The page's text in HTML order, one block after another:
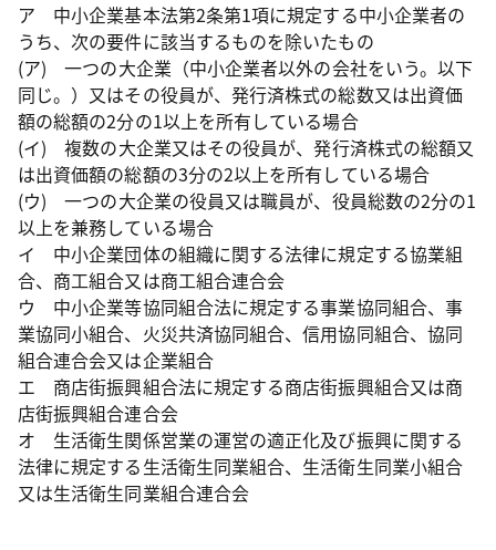
ア 中小企業基本法第2条第1項に規定する中小企業者の
うち、次の要件に該当するものを除いたもの
(ア) 一つの大企業（中小企業者以外の会社をいう。以下
同じ。）又はその役員が、発行済株式の総数又は出資価
額の総額の2分の1以上を所有している場合
(イ) 複数の大企業又はその役員が、発行済株式の総額又
は出資価額の総額の3分の2以上を所有している場合
(ウ) 一つの大企業の役員又は職員が、役員総数の2分の1
以上を兼務している場合
イ 中小企業団体の組織に関する法律に規定する協業組
合、商工組合又は商工組合連合会
ウ 中小企業等協同組合法に規定する事業協同組合、事
業協同小組合、火災共済協同組合、信用協同組合、協同
組合連合会又は企業組合
エ 商店街振興組合法に規定する商店街振興組合又は商
店街振興組合連合会
オ 生活衛生関係営業の運営の適正化及び振興に関する
法律に規定する生活衛生同業組合、生活衛生同業小組合
又は生活衛生同業組合連合会